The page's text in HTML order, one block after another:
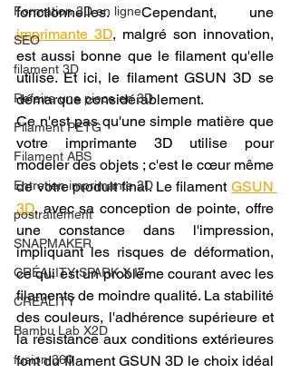
Formation 3D en ligne.
SEO
filament 3D
Refaire une piece en 3D
Filament PETG
Filament ABS
Entretien imprimante 3D
postraitement
SNAPMAKER
CRÉALITY SPARK X I7
CREALITY
Bambu Lab X2D
fusion 360
imprimante 3D, malgré son innovation,
est aussi bonne que le filament qu'elle
utilise. Et ici, le filament GSUN 3D se
démarque considérablement.
Ce n'est pas qu'une simple matière que
votre imprimante 3D utilise pour
modeler des objets ; c'est le cœur même
de votre produit final. Le filament GSUN
3D, avec sa conception de pointe, offre
une constance dans l'impression,
impliquant les risques de déformation,
ce qui est un problème courant avec les
filaments de moindre qualité. La stabilité
des couleurs, l'adhérence supérieure et
la résistance aux conditions extérieures
font du filament GSUN 3D le choix idéal